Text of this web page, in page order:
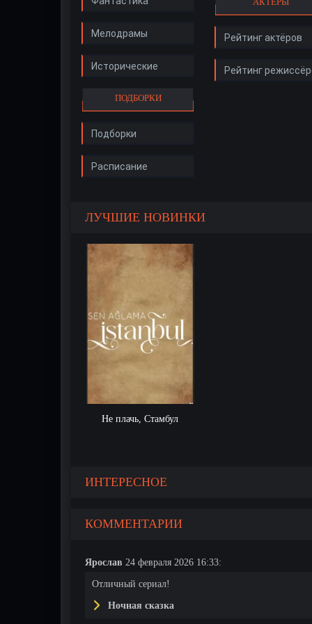
Мелодрамы
Исторические
ПОДБОРКИ
Подборки
Расписание
Рейтинг актёров
Рейтинг
ЛУЧШИЕ НОВИНКИ
Не плачь, Стамбул
ИНТЕРЕСНОЕ
КОММЕНТАРИИ
Ярослав 24 февраля 2026 16:33:
Отличный сериал!
Ночная сказка